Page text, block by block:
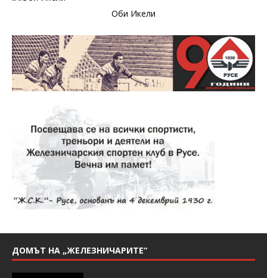
Оби Икели
ДОМЪТ НА „ЖЕЛЕЗНИЧАРИТЕ“